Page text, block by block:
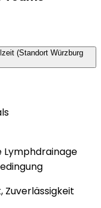
(Standort Würzburg
Lymphdrainage
Zuverlässigkeit